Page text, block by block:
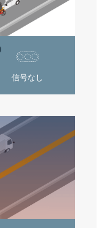
信号なし